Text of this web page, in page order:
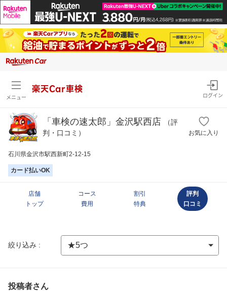
メニュー
楽天Car車検
ログイン
「車検の速太郎」金沢駅西店
（評
判・口コミ）
お気に入り
石川県金沢市駅西新町2-12-15
カード払いOK
店舗
トップ
コース
費用
割引
特典
評判
口コミ
絞り込み :
投稿者さん